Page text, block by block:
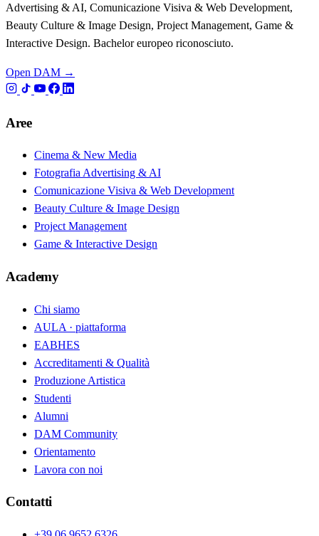
Advertising & AI, Comunicazione Visiva & Web Development,
Beauty Culture & Image Design, Project Management, Game &
Interactive Design. Bachelor europeo riconosciuto.
Open DAM →
Aree
Cinema & New Media
Fotografia Advertising & AI
Comunicazione Visiva & Web Development
Beauty Culture & Image Design
Project Management
Game & Interactive Design
Academy
Chi siamo
AULA · piattaforma
EABHES
Accreditamenti & Qualità
Produzione Artistica
Studenti
Alumni
DAM Community
Orientamento
Lavora con noi
Contatti